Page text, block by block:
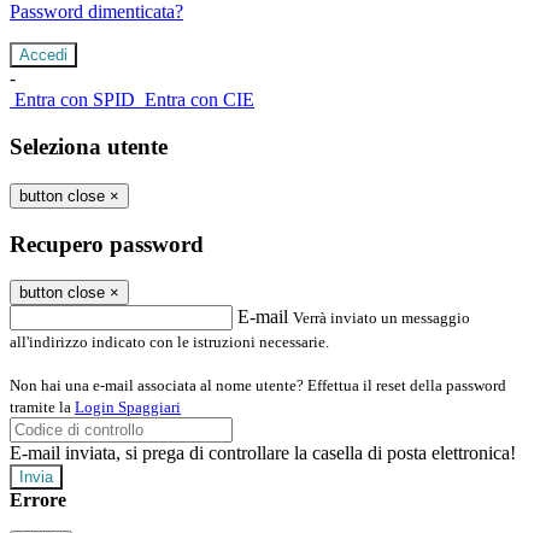
Password dimenticata?
-
Entra con SPID Entra con CIE
Seleziona utente
button close ×
Recupero password
button close ×
E-mail Verrà inviato un messaggio
all'indirizzo indicato con le istruzioni necessarie.
Non hai una e-mail associata al nome utente? Effettua il reset della password
tramite la Login Spaggiari
E-mail inviata, si prega di controllare la casella di posta elettronica!
Errore